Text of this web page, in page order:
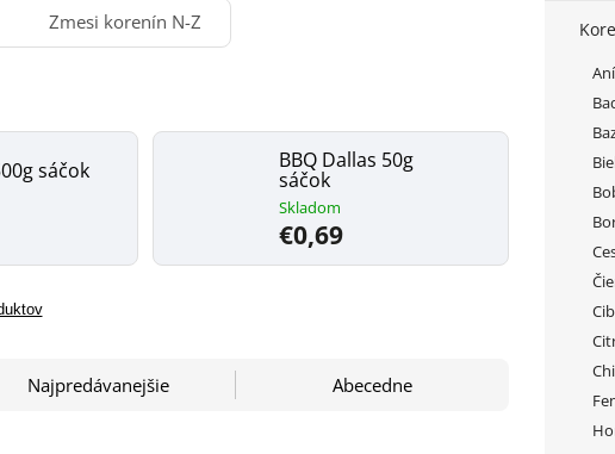
Zmesi korenín N-Z
sáčok BBQ Dallas 50g
sáčok
Skladom
€0,69
Najpredávanejšie Abecedne